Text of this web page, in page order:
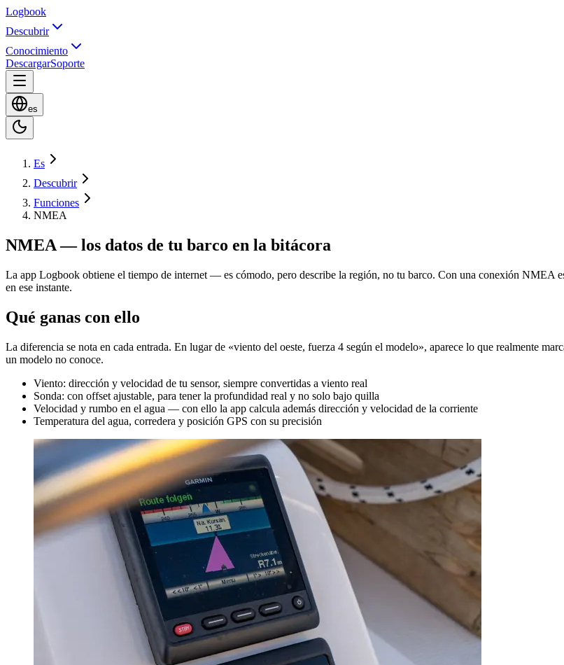
Logbook
Descubrir
Conocimiento
DescargarSoporte
es
Es
Descubrir
Funciones
NMEA
NMEA — los datos de tu barco en la bitácora
La app Logbook obtiene el tiempo de internet — es cómodo, pero describe la región, no tu barco. Con una conexión NMEA
en ese instante.
Qué ganas con ello
La diferencia se nota en cada entrada. En lugar de «viento del oeste, fuerza 4 según el modelo», aparece lo que realmente
un modelo no conoce.
Viento: dirección y velocidad de tu sensor, siempre convertidas a viento real
Sonda: con offset ajustable, para tener la profundidad real y no solo bajo quilla
Velocidad y rumbo en el agua — con ello la app calcula además dirección y velocidad de la corriente
Temperatura del agua, corredera y posición GPS con su precisión